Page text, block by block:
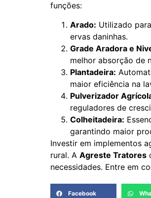
funções:
Arado: Utilizado
ervas daninhas.
Grade Aradora e
melhor absorção de
Plantadeira:
maior eficiência na
Pulverizador
reguladores de
Colheitadeira:
garantindo maior
Investir em implementos
rural. A Agreste Tratores
necessidades. Entre em
Facebook